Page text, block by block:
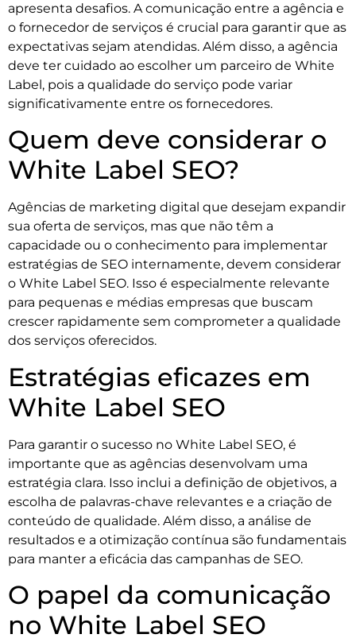
apresenta desafios. A comunicação entre a agência e
o fornecedor de serviços é crucial para garantir que as
expectativas sejam atendidas. Além disso, a agência
deve ter cuidado ao escolher um parceiro de White
Label, pois a qualidade do serviço pode variar
significativamente entre os fornecedores.
Quem deve considerar o
White Label SEO?
Agências de marketing digital que desejam expandir
sua oferta de serviços, mas que não têm a
capacidade ou o conhecimento para implementar
estratégias de SEO internamente, devem considerar
o White Label SEO. Isso é especialmente relevante
para pequenas e médias empresas que buscam
crescer rapidamente sem comprometer a qualidade
dos serviços oferecidos.
Estratégias eficazes em
White Label SEO
Para garantir o sucesso no White Label SEO, é
importante que as agências desenvolvam uma
estratégia clara. Isso inclui a definição de objetivos, a
escolha de palavras-chave relevantes e a criação de
conteúdo de qualidade. Além disso, a análise de
resultados e a otimização contínua são fundamentais
para manter a eficácia das campanhas de SEO.
O papel da comunicação
no White Label SEO